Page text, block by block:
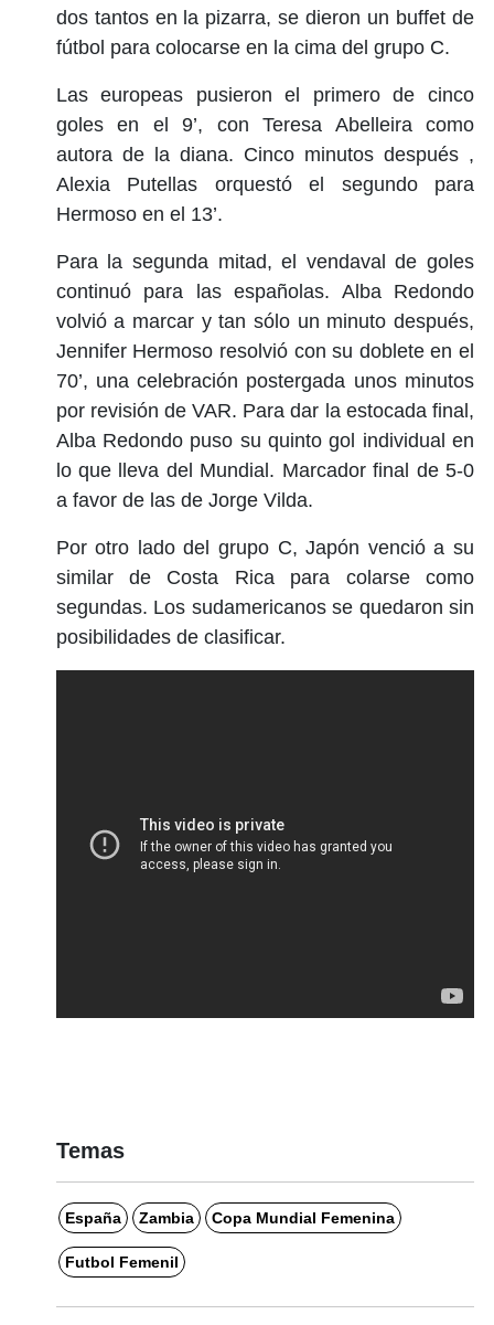
dos tantos en la pizarra, se dieron un buffet de
fútbol para colocarse en la cima del grupo C.
Las europeas pusieron el primero de cinco
goles en el 9’, con Teresa Abelleira como
autora de la diana. Cinco minutos después ,
Alexia Putellas orquestó el segundo para
Hermoso en el 13’.
Para la segunda mitad, el vendaval de goles
continuó para las españolas. Alba Redondo
volvió a marcar y tan sólo un minuto después,
Jennifer Hermoso resolvió con su doblete en el
70’, una celebración postergada unos minutos
por revisión de VAR. Para dar la estocada final,
Alba Redondo puso su quinto gol individual en
lo que lleva del Mundial. Marcador final de 5-0
a favor de las de Jorge Vilda.
Por otro lado del grupo C, Japón venció a su
similar de Costa Rica para colarse como
segundas. Los sudamericanos se quedaron sin
posibilidades de clasificar.
Temas
España Zambia Copa Mundial Femenina
Futbol Femenil